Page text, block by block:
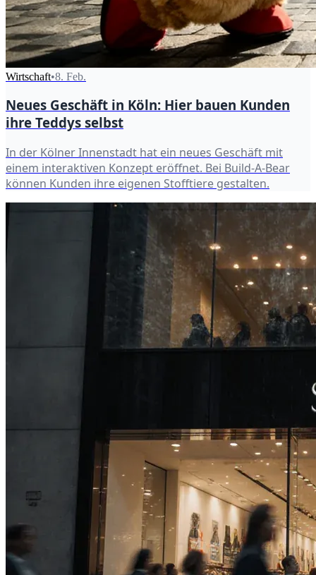
Wirtschaft•8. Feb.
Neues Geschäft in Köln: Hier bauen Kunden
ihre Teddys selbst
In der Kölner Innenstadt hat ein neues Geschäft mit
einem interaktiven Konzept eröffnet. Bei Build-A-Bear
können Kunden ihre eigenen Stofftiere gestalten.